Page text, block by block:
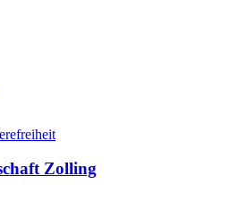
Zolling